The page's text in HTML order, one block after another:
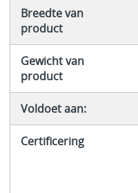
Breedte van
product
Gewicht van
product
Voldoet aan:
Certificering